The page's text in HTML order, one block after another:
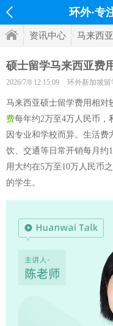
环外·专
资讯中心 马来西
硕士留学马来西亚费
2026/7/8 12:15:09 环外新加坡留
马来西亚硕士留学费用相对
费每年约2万至4万人民币，
因专业和学校而异。生活费
饮、交通等日常开销每月约
用大约在5万至10万人民币
的学生。